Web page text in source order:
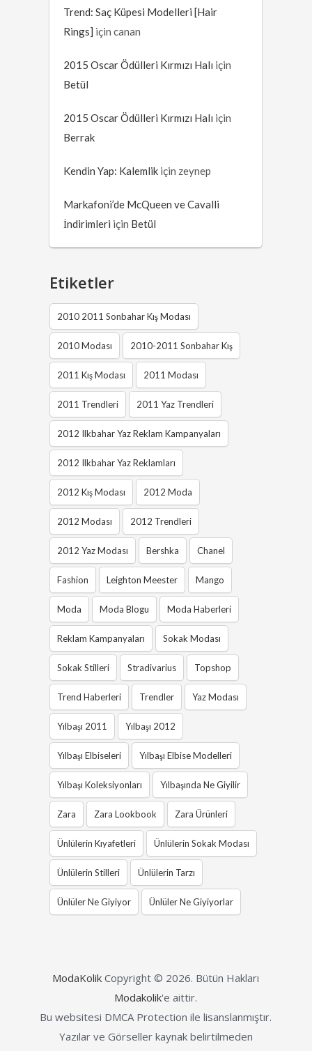
Trend: Saç Küpesi Modelleri [Hair
Rings] içincanan
2015 Oscar Ödülleri Kırmızı Halı için
Betül
2015 Oscar Ödülleri Kırmızı Halı için
Berrak
Kendin Yap: Kalemlik için zeynep
Markafoni’de McQueen ve Cavalli
İndirimleri için Betül
Etiketler
2010 2011 Sonbahar Kış Modası
2010 Modası 2010-2011 Sonbahar Kış
2011 Kış Modası 2011 Modası
2011 Trendleri 2011 Yaz Trendleri
2012 Ilkbahar Yaz Reklam Kampanyaları
2012 Ilkbahar Yaz Reklamları
2012 Kış Modası 2012 Moda
2012 Modası 2012 Trendleri
2012 Yaz Modası Bershka Chanel
Fashion Leighton Meester Mango
Moda Moda Blogu Moda Haberleri
Reklam Kampanyaları Sokak Modası
Sokak Stilleri Stradivarius Topshop
Trend Haberleri Trendler Yaz Modası
Yılbaşı 2011 Yılbaşı 2012
Yılbaşı Elbiseleri Yılbaşı Elbise Modelleri
Yılbaşı Koleksiyonları Yılbaşında Ne Giyilir
Zara Zara Lookbook Zara Ürünleri
Ünlülerin Kıyafetleri Ünlülerin Sokak Modası
Ünlülerin Stilleri Ünlülerin Tarzı
Ünlüler Ne Giyiyor Ünlüler Ne Giyiyorlar
ModaKolik Copyright © 2026. Bütün Hakları
Modakolik'e aittir.
Bu websitesi DMCA Protection ile lisanslanmıştır.
Yazılar ve Görseller kaynak belirtilmeden